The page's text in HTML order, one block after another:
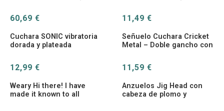
60,69 € 11,49 €
Cuchara SONIC vibratoria
dorada y plateada
12,99 €
Señuelo Cuchara Cricket
Metal – Doble gancho con
11,59 €
Weary Hi there! I have
made it known to all
Anzuelos Jig Head con
cabeza de plomo y